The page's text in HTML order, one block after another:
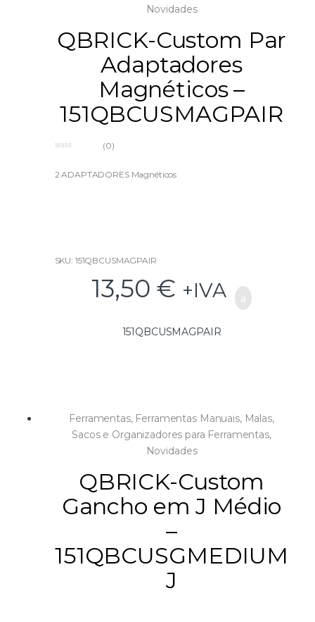
Novidades
QBRICK-Custom Par
Adaptadores
Magnéticos –
151QBCUSMAGPAIR
u
(0)
2 ADAPTADORES Magnéticos
SKU: 151QBCUSMAGPAIR
13,50 € +IVA
151QBCUSMAGPAIR
Ferramentas, Ferramentas Manuais, Malas,
Sacos e Organizadores para Ferramentas,
Novidades
QBRICK-Custom
Gancho em J Médio
–
151QBCUSGMEDIUM
J